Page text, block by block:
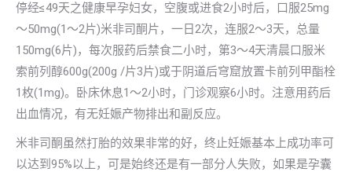
停经≤49天之健康早孕妇女，空腹或进食2小时后，口服25mg
～50mg(1～2片)米非司酮片，一日2次，连服2～3天，总量
150mg(6片)，每次服药后禁食二小时，第3～4天清晨口服米
索前列醇600g(200g /片3片)或于阴道后穹窟放置卡前列甲酯栓
1枚(1mg)。卧床休息1～2小时，门诊观察6小时。注意用药后
出血情况，有无妊娠产物排出和副反应。
米非司酮虽然打胎的效果非常的好，终止妊娠基本上成功率可
以达到95%以上，可是始终还是有一部分人失败，如果是孕囊